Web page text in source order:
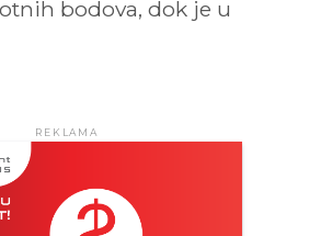
bodova, dok je u
REKLAMA